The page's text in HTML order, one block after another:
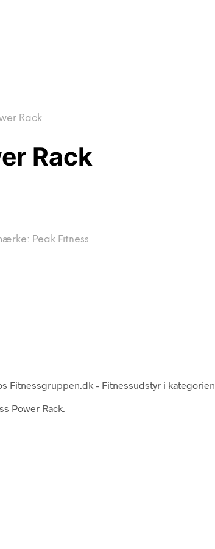
Rack
Rack
Peak Fitness
Fitnessgruppen.dk – Fitnessudstyr i kategorien
Power Rack.